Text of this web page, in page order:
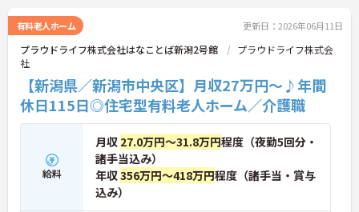
有料老人ホーム 更新日：2026年06月11日
プラウドライフ株式会社はなことば新潟2号館
プラウドライフ株式会
社
【新潟県／新潟市中央区】月収27万円～♪年間
休日115日◎住宅型有料老人ホーム／介護職
給料
月収 27.0万円～31.8万円程度（夜勤5回分・
諸手当込み）
年収356万円～418万円程度（諸手当・賞与
込み）